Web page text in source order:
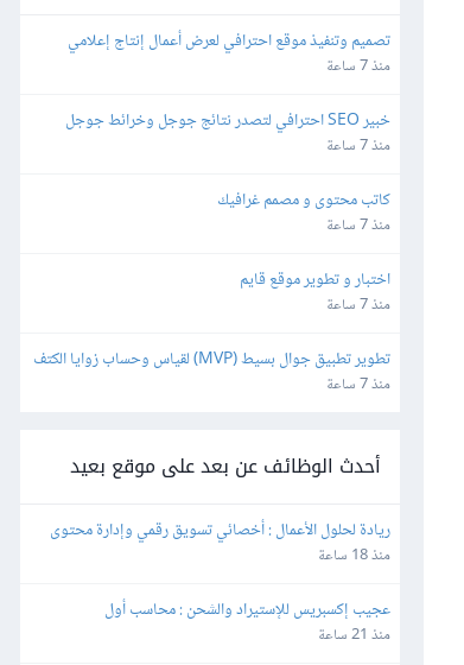
تصميم وتنفيذ موقع احترافي لعرض أعمال إنتاج إعلامي
منذ 7 ساعة
خبير SEO احترافي لتصدر نتائج جوجل وخرائط جوجل
منذ 7 ساعة
كاتب محتوى و مصمم غرافيك
منذ 7 ساعة
اختبار و تطوير موقع قايم
منذ 7 ساعة
تطوير تطبيق جوال بسيط (MVP) لقياس وحساب زوايا الكتف
منذ 7 ساعة
أحدث الوظائف عن بعد على موقع بعيد
ريادة لحلول الأعمال : أخصائي تسويق رقمي وإدارة محتوى
منذ 18 ساعة
عجيب إكسبريس للإستيراد والشحن : محاسب أول
منذ 21 ساعة